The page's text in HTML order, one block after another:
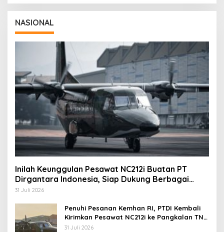
NASIONAL
Inilah Keunggulan Pesawat NC212i Buatan PT
Dirgantara Indonesia, Siap Dukung Berbagai
Operasi TNI
31 Juli 2026
Penuhi Pesanan Kemhan RI, PTDI Kembali
Kirimkan Pesawat NC212i ke Pangkalan TNI
AU
31 Juli 2026